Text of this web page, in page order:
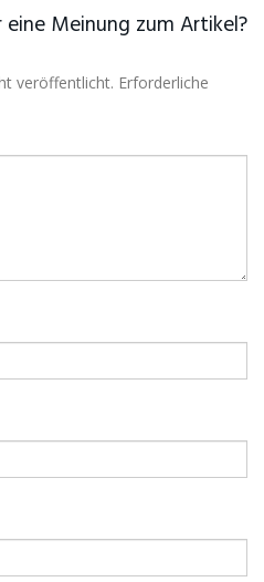
Meinung zum Artikel?
veröffentlicht. Erforderliche